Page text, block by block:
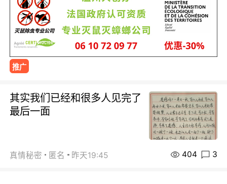
推广
其实我们已经和很多人见完了
最后一面
真情秘密 匿名 昨天19:45 404 3